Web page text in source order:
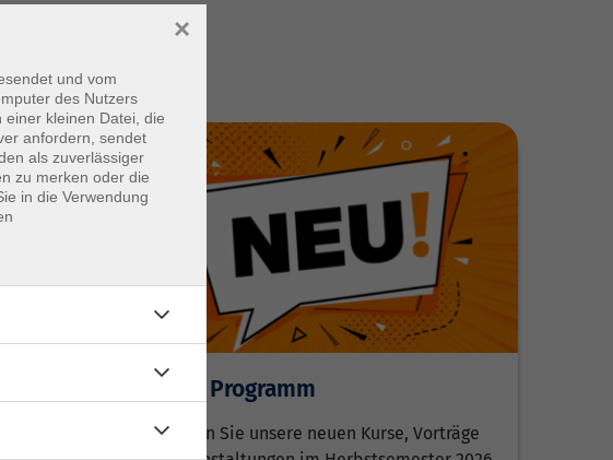
Neu im Programm
Entdecken Sie unsere neuen Kurse, Vorträge
und vom
des Nutzers
kleinen Datei, die
anfordern, sendet
als zuverlässiger
zu merken oder die
in die Verwendung
×